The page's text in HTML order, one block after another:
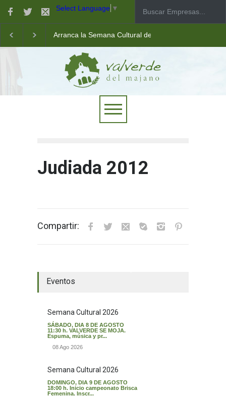
Select Language ▼
Arranca la Semana Cultural de Valverde
Taller de robótica para jóvenes
Las pistas municipales de pádel estrenan un nuevo
Judiada 2012
Compartir:
Eventos
Semana Cultural 2026
SÁBADO, DIA 8 DE AGOSTO
11:30 h. VALVERDE SE MOJA.
Espuma, música y pr...
08 Ago 2026
Semana Cultural 2026
DOMINGO, DIA 9 DE AGOSTO
18:00 h. Inicio campeonato Brisca
Femenina. Inscr...